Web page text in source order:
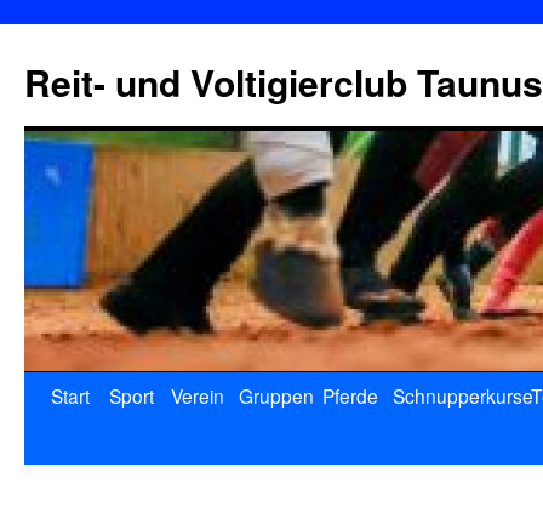
Reit- und Voltigierclub
Start Sport Verein Gruppen Pferde Schnupperkurse